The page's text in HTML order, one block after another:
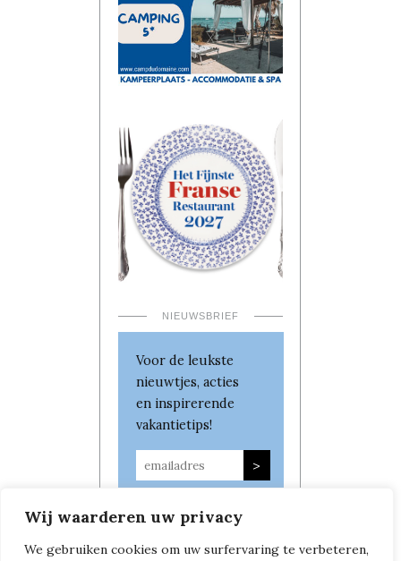
Wij waarderen uw privacy
We gebruiken cookies om uw surfervaring te verbeteren,
NIEUWSBRIEF
Voor de leukste
nieuwtjes, acties
en inspirerende
vakantietips!